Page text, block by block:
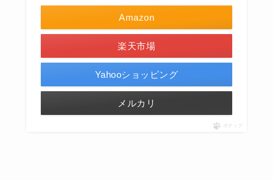
Amazon
楽天市場
Yahooショッピング
メルカリ
ポチップ